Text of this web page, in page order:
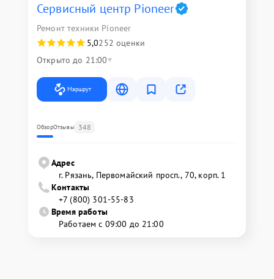
Сервисный центр Pioneer
Ремонт техники Pioneer
5,0252 оценки
Открыто до 21:00
Маршрут
ОбзорОтзывы 348
Адрес
г. Рязань, Первомайский просп., 70, корп. 1
Контакты
+7 (800) 301-55-83
Время работы
Работаем с 09:00 до 21:00